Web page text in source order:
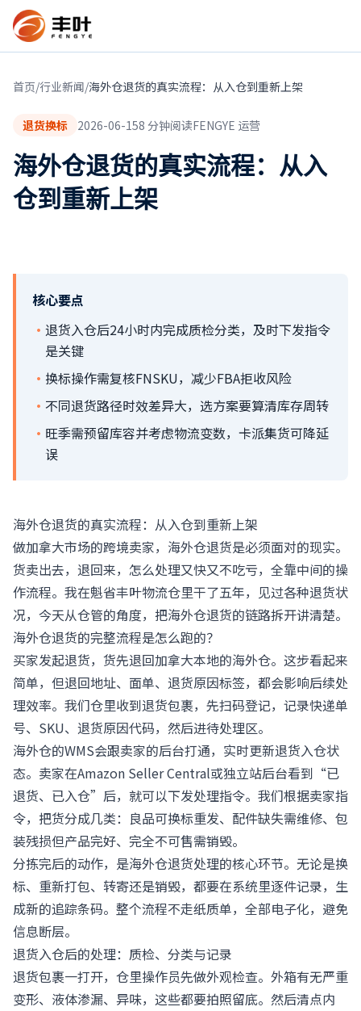
首页/行业新闻/海外仓退货的真实流程：从入仓到重新上架
退货换标 2026-06-158 分钟阅读FENGYE 运营
海外仓退货的真实流程：从入
仓到重新上架
核心要点
· 退货入仓后24小时内完成质检分类，及时下发指令
是关键
· 换标操作需复核FNSKU，减少FBA拒收风险
· 不同退货路径时效差异大，选方案要算清库存周转
· 旺季需预留库容并考虑物流变数，卡派集货可降延
误
海外仓退货的真实流程：从入仓到重新上架
做加拿大市场的跨境卖家，海外仓退货是必须面对的现实。
货卖出去，退回来，怎么处理又快又不吃亏，全靠中间的操
作流程。我在魁省丰叶物流仓里干了五年，见过各种退货状
况，今天从仓管的角度，把海外仓退货的链路拆开讲清楚。
海外仓退货的完整流程是怎么跑的？
买家发起退货，货先退回加拿大本地的海外仓。这步看起来
简单，但退回地址、面单、退货原因标签，都会影响后续处
理效率。我们仓里收到退货包裹，先扫码登记，记录快递单
号、SKU、退货原因代码，然后进待处理区。
海外仓的WMS会跟卖家的后台打通，实时更新退货入仓状
态。卖家在Amazon Seller Central或独立站后台看到“已
退货、已入仓”后，就可以下发处理指令。我们根据卖家指
令，把货分成几类：良品可换标重发、配件缺失需维修、包
装残损但产品完好、完全不可售需销毁。
分拣完后的动作，是海外仓退货处理的核心环节。无论是换
标、重新打包、转寄还是销毁，都要在系统里逐件记录，生
成新的追踪条码。整个流程不走纸质单，全部电子化，避免
信息断层。
退货入仓后的处理：质检、分类与记录
退货包裹一打开，仓里操作员先做外观检查。外箱有无严重
变形、液体渗漏、异味，这些都要拍照留底。然后清点内